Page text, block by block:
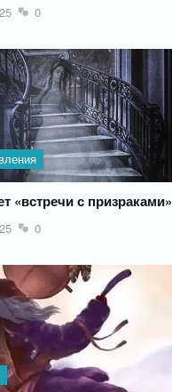
0
«встречи с призраками»
0